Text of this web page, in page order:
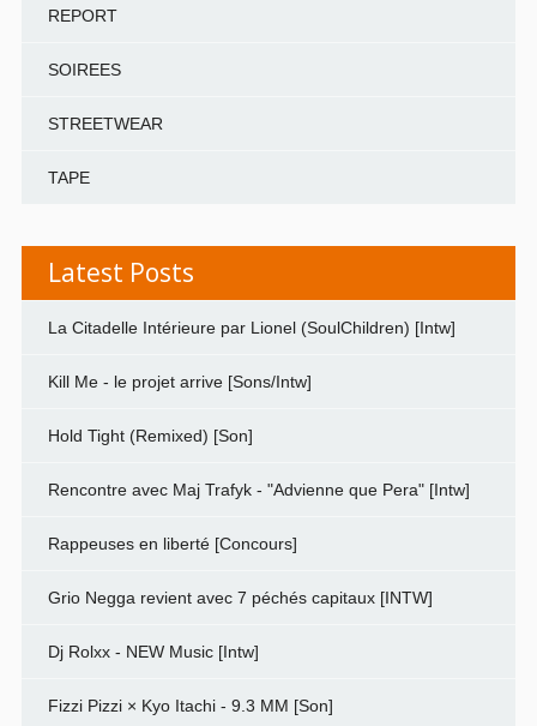
REPORT
SOIREES
STREETWEAR
TAPE
Latest Posts
La Citadelle Intérieure par Lionel (SoulChildren) [Intw]
Kill Me - le projet arrive [Sons/Intw]
Hold Tight (Remixed) [Son]
Rencontre avec Maj Trafyk - "Advienne que Pera" [Intw]
Rappeuses en liberté [Concours]
Grio Negga revient avec 7 péchés capitaux [INTW]
Dj Rolxx - NEW Music [Intw]
Fizzi Pizzi × Kyo Itachi - 9.3 MM [Son]